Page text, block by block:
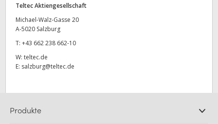
Teltec Aktiengesellschaft
Michael-Walz-Gasse 20
A-5020 Salzburg
T: +43 662 238 662-10
W: teltec.de
E: salzburg@teltec.de
Produkte